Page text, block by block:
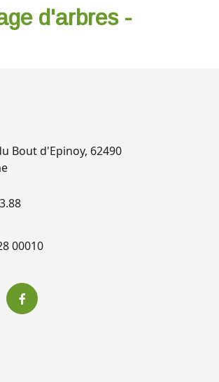
d'arbres -
Bout d'Epinoy, 62490
00010